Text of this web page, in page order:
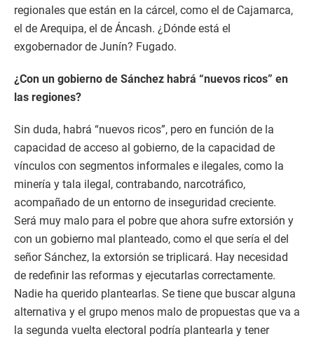
regionales que están en la cárcel, como el de Cajamarca,
el de Arequipa, el de Áncash. ¿Dónde está el
exgobernador de Junín? Fugado.
¿Con un gobierno de Sánchez habrá “nuevos ricos” en
las regiones?
Sin duda, habrá “nuevos ricos”, pero en función de la
capacidad de acceso al gobierno, de la capacidad de
vínculos con segmentos informales e ilegales, como la
minería y tala ilegal, contrabando, narcotráfico,
acompañado de un entorno de inseguridad creciente.
Será muy malo para el pobre que ahora sufre extorsión y
con un gobierno mal planteado, como el que sería el del
señor Sánchez, la extorsión se triplicará. Hay necesidad
de redefinir las reformas y ejecutarlas correctamente.
Nadie ha querido plantearlas. Se tiene que buscar alguna
alternativa y el grupo menos malo de propuestas que va a
la segunda vuelta electoral podría plantearla y tener